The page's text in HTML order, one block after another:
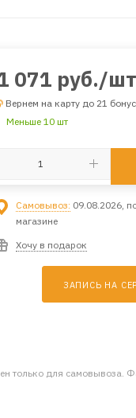
071 руб./шт
Вернем на карту до 21
Меньше 10 шт
Самовывоз: 09.08.2026,
магазине
Хочу в подарок
ЗАПИСЬ НА
только для самовывоза.